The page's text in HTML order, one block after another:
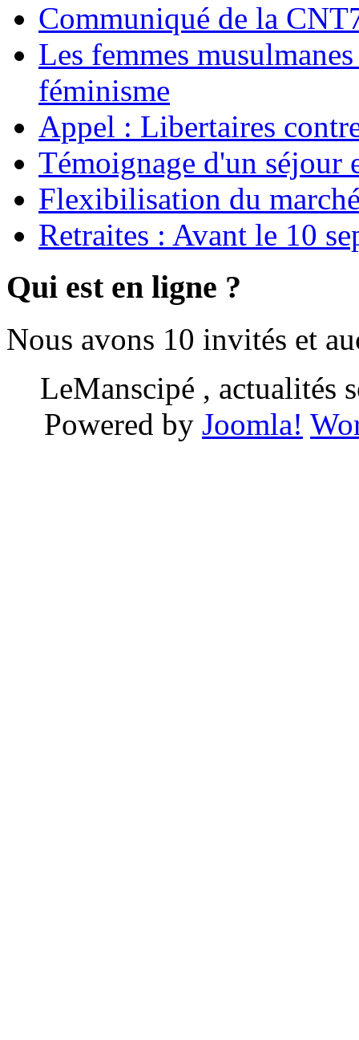
Communiqué de la
Les femmes
féminisme
Appel : Libertaires
Témoignage d'un séjour
Flexibilisation du
Retraites : Avant le 10
Qui est en ligne ?
Nous avons 10 invités et
LeManscipé , actualités
Powered by Joomla!